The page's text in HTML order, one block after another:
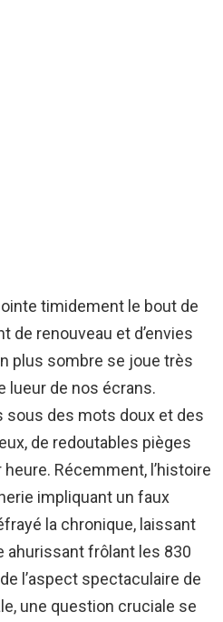
timidement le bout de
de renouveau et d’envies
plus sombre se joue très
lueur de nos écrans.
des mots doux et des
de redoutables pièges
Récemment, l’histoire
impliquant un faux
la chronique, laissant
ahurissant frôlant les 830
l’aspect spectaculaire de
une question cruciale se